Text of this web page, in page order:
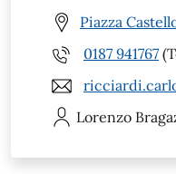
Piazza
0187 941767
Lorenzo